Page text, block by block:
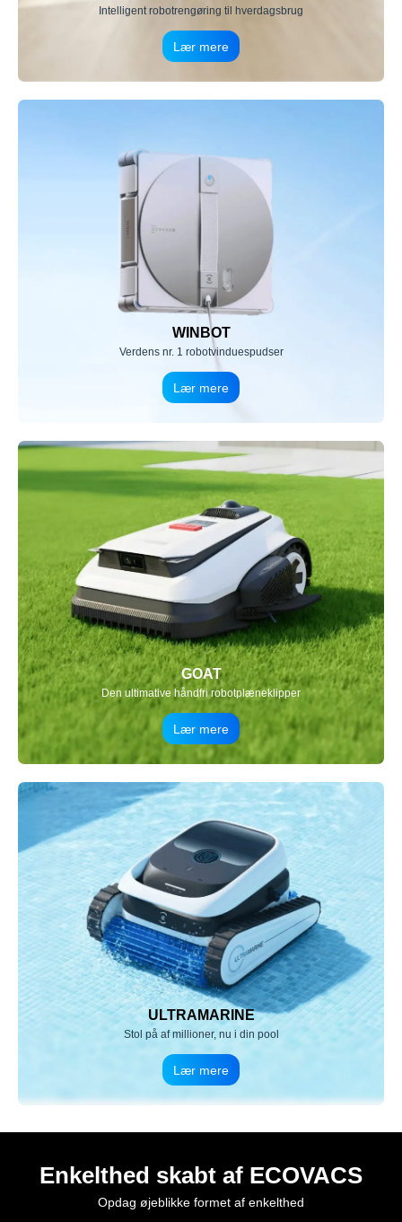
Intelligent robotrengøring til hverdagsbrug
Lær mere
WINBOT
Verdens nr. 1 robotvinduespudser
Lær mere
GOAT
Den ultimative håndfri robotplæneklipper
Lær mere
ULTRAMARINE
Stol på af millioner, nu i din pool
Lær mere
Enkelthed skabt af ECOVACS
Opdag øjeblikke formet af enkelthed